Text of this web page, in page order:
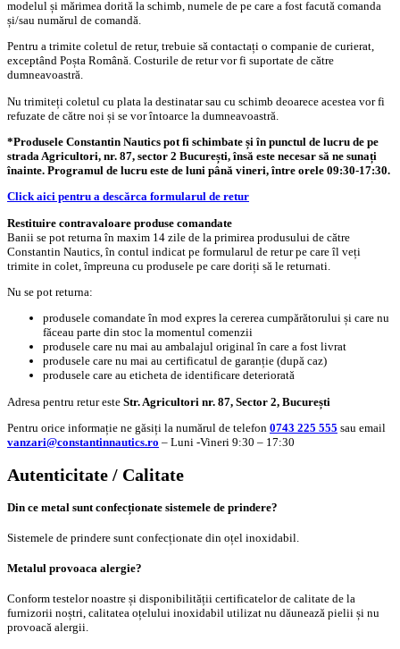
modelul și mărimea dorită la schimb, numele de pe care a fost facută comanda
și/sau numărul de comandă.
Pentru a trimite coletul de retur, trebuie să contactați o companie de curierat,
exceptând Poșta Română. Costurile de retur vor fi suportate de către
dumneavoastră.
Nu trimiteți coletul cu plata la destinatar sau cu schimb deoarece acestea vor fi
refuzate de către noi și se vor întoarce la dumneavoastră.
*Produsele Constantin Nautics pot fi schimbate și în punctul de lucru de pe
strada Agricultori, nr. 87, sector 2 București, însă este necesar să ne sunați
înainte. Programul de lucru este de luni până vineri, între orele 09:30-17:30.
Click aici pentru a descărca formularul de retur
Restituire contravaloare produse comandate
Banii se pot returna în maxim 14 zile de la primirea produsului de către
Constantin Nautics, în contul indicat pe formularul de retur pe care îl veți
trimite in colet, împreuna cu produsele pe care doriți să le returnati.
Nu se pot returna:
produsele comandate în mod expres la cererea cumpărătorului și care nu
făceau parte din stoc la momentul comenzii
produsele care nu mai au ambalajul original în care a fost livrat
produsele care nu mai au certificatul de garanție (după caz)
produsele care au eticheta de identificare deteriorată
Adresa pentru retur este Str. Agricultori nr. 87, Sector 2, București
Pentru orice informație ne găsiți la numărul de telefon 0743 225 555 sau email
vanzari@constantinnautics.ro – Luni -Vineri 9:30 – 17:30
Autenticitate / Calitate
Din ce metal sunt confecționate sistemele de prindere?
Sistemele de prindere sunt confecționate din oțel inoxidabil.
Metalul provoaca alergie?
Conform testelor noastre și disponibilității certificatelor de calitate de la
furnizorii noștri, calitatea oțelului inoxidabil utilizat nu dăunează pielii și nu
provoacă alergii.